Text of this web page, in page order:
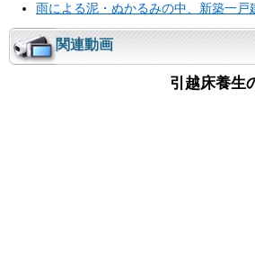
雨による泥・ぬかるみの中、新築一戸
関連動画
引越床養生